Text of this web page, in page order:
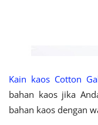
Kain kaos Cotton
bahan kaos jika
bahan kaos dengan